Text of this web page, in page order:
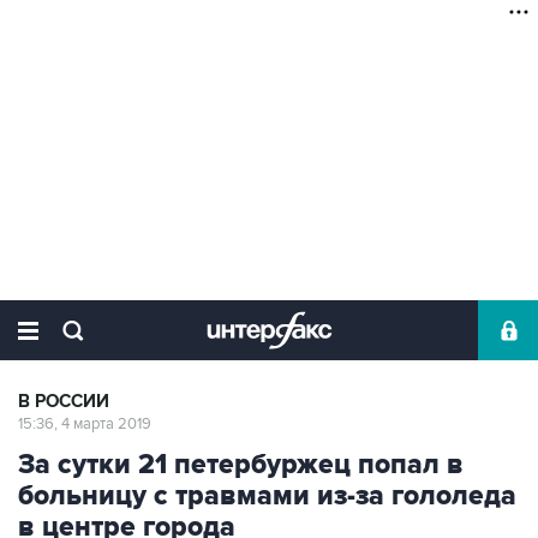
В РОССИИ
15:36, 4 марта 2019
За сутки 21 петербуржец попал в
больницу с травмами из-за гололеда
в центре города